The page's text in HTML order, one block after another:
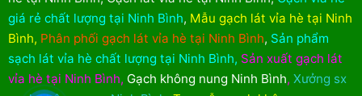
giá rẻ chất lượng tại Ninh Bình, Mẫu gạch lát vỉa hè tại Ninh
Bình, Phân phối gạch lát vỉa hè tại Ninh Bình, Sản phẩm
sạch lát vỉa hè chất lượng tại Ninh Bình, Sản xuất gạch lát
vỉa hè tại Ninh Bình, Gạch không nung Ninh Bình, Xưởng sx